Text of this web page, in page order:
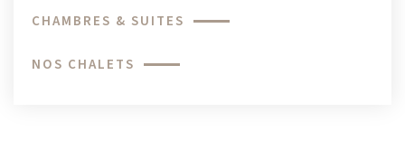
CHAMBRES & SUITES
NOS CHALETS